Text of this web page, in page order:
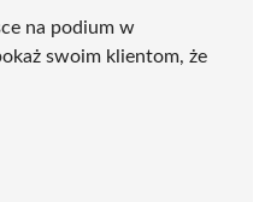
na podium w
swoim klientom, że